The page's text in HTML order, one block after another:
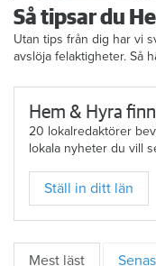
Så tipsar du
Utan tips från dig har vi
avslöja felaktigheter. Så
Hem & Hyra
20 lokalredaktörer
lokala nyheter du vill
Ställ in ditt län
Mest läst